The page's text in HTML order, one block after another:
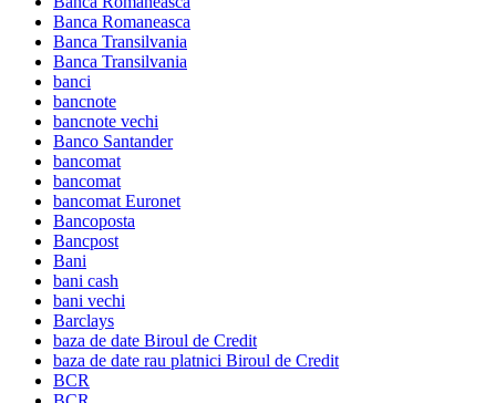
Banca Romaneasca
Banca Transilvania
Banca Transilvania
banci
bancnote
bancnote vechi
Banco Santander
bancomat
bancomat
bancomat Euronet
Bancoposta
Bancpost
Bani
bani cash
bani vechi
Barclays
baza de date Biroul de Credit
baza de date rau platnici Biroul de Credit
BCR